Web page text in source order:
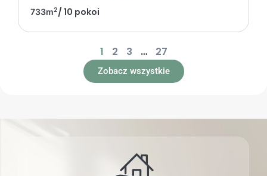
733m2/ 10 pokoi
1 2 3 … 27
Zobacz wszystkie